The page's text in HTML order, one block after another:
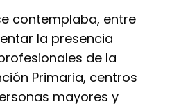
contemplaba, entre
la presencia
de la
Primaria, centros
mayores y